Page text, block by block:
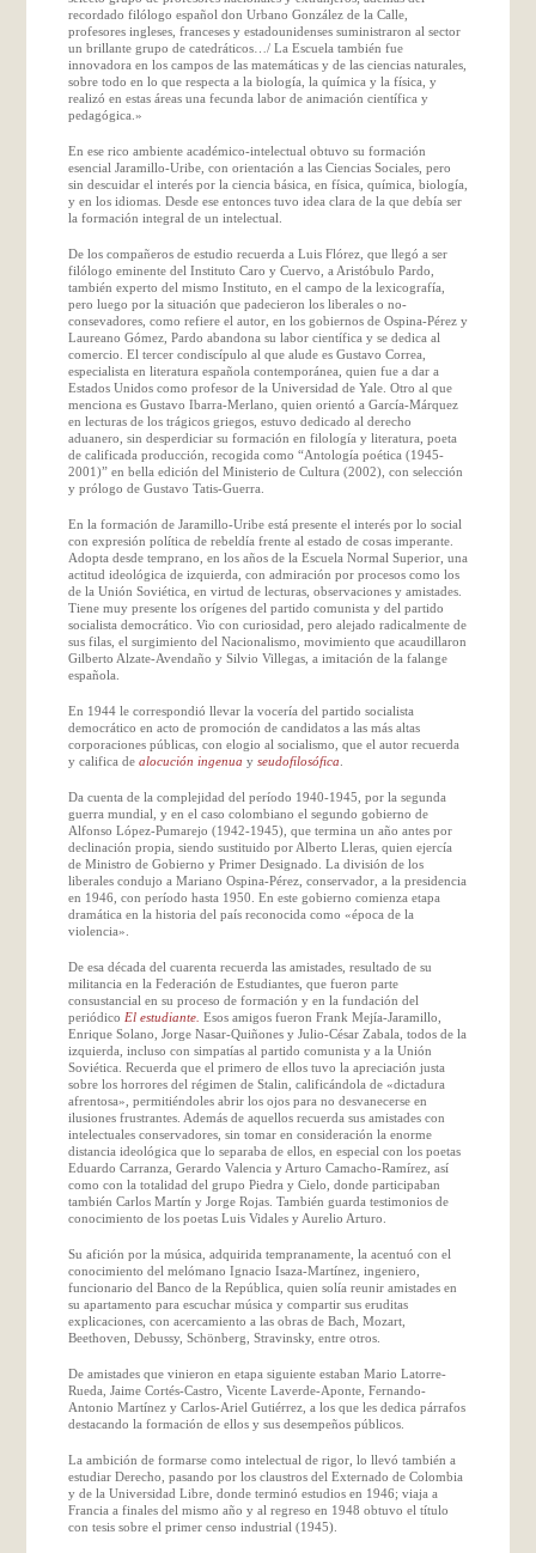
recordado filólogo español don Urbano González de la Calle,
profesores ingleses, franceses y estadounidenses suministraron al sector
un brillante grupo de catedráticos…/ La Escuela también fue
innovadora en los campos de las matemáticas y de las ciencias naturales,
sobre todo en lo que respecta a la biología, la química y la física, y
realizó en estas áreas una fecunda labor de animación científica y
pedagógica.»
En ese rico ambiente académico-intelectual obtuvo su formación
esencial Jaramillo-Uribe, con orientación a las Ciencias Sociales, pero
sin descuidar el interés por la ciencia básica, en física, química, biología,
y en los idiomas. Desde ese entonces tuvo idea clara de la que debía ser
la formación integral de un intelectual.
De los compañeros de estudio recuerda a Luis Flórez, que llegó a ser
filólogo eminente del Instituto Caro y Cuervo, a Aristóbulo Pardo,
también experto del mismo Instituto, en el campo de la lexicografía,
pero luego por la situación que padecieron los liberales o no-
consevadores, como refiere el autor, en los gobiernos de Ospina-Pérez y
Laureano Gómez, Pardo abandona su labor científica y se dedica al
comercio. El tercer condiscípulo al que alude es Gustavo Correa,
especialista en literatura española contemporánea, quien fue a dar a
Estados Unidos como profesor de la Universidad de Yale. Otro al que
menciona es Gustavo Ibarra-Merlano, quien orientó a García-Márquez
en lecturas de los trágicos griegos, estuvo dedicado al derecho
aduanero, sin desperdiciar su formación en filología y literatura, poeta
de calificada producción, recogida como “Antología poética (1945-
2001)” en bella edición del Ministerio de Cultura (2002), con selección
y prólogo de Gustavo Tatis-Guerra.
En la formación de Jaramillo-Uribe está presente el interés por lo social
con expresión política de rebeldía frente al estado de cosas imperante.
Adopta desde temprano, en los años de la Escuela Normal Superior, una
actitud ideológica de izquierda, con admiración por procesos como los
de la Unión Soviética, en virtud de lecturas, observaciones y amistades.
Tiene muy presente los orígenes del partido comunista y del partido
socialista democrático. Vio con curiosidad, pero alejado radicalmente de
sus filas, el surgimiento del Nacionalismo, movimiento que acaudillaron
Gilberto Alzate-Avendaño y Silvio Villegas, a imitación de la falange
española.
En 1944 le correspondió llevar la vocería del partido socialista
democrático en acto de promoción de candidatos a las más altas
corporaciones públicas, con elogio al socialismo, que el autor recuerda
y califica de alocución ingenua y seudofilosófica
Da cuenta de la complejidad del período 1940-1945, por la segunda
guerra mundial, y en el caso colombiano el segundo gobierno de
Alfonso López-Pumarejo (1942-1945), que termina un año antes por
declinación propia, siendo sustituido por Alberto Lleras, quien ejercía
de Ministro de Gobierno y Primer Designado. La división de los
liberales condujo a Mariano Ospina-Pérez, conservador, a la presidencia
en 1946, con período hasta 1950. En este gobierno comienza etapa
dramática en la historia del país reconocida como «época de la
violencia».
De esa década del cuarenta recuerda las amistades, resultado de su
militancia en la Federación de Estudiantes, que fueron parte
consustancial en su proceso de formación y en la fundación del
periódico El estudiante. Esos amigos fueron Frank Mejía-Jaramillo,
Enrique Solano, Jorge Nasar-Quiñones y Julio-César Zabala, todos de la
izquierda, incluso con simpatías al partido comunista y a la Unión
Soviética. Recuerda que el primero de ellos tuvo la apreciación justa
sobre los horrores del régimen de Stalin, calificándola de «dictadura
afrentosa», permitiéndoles abrir los ojos para no desvanecerse en
ilusiones frustrantes. Además de aquellos recuerda sus amistades con
intelectuales conservadores, sin tomar en consideración la enorme
distancia ideológica que lo separaba de ellos, en especial con los poetas
Eduardo Carranza, Gerardo Valencia y Arturo Camacho-Ramírez, así
como con la totalidad del grupo Piedra y Cielo, donde participaban
también Carlos Martín y Jorge Rojas. También guarda testimonios de
conocimiento de los poetas Luis Vidales y Aurelio Arturo.
Su afición por la música, adquirida tempranamente, la acentuó con el
conocimiento del melómano Ignacio Isaza-Martínez, ingeniero,
funcionario del Banco de la República, quien solía reunir amistades en
su apartamento para escuchar música y compartir sus eruditas
explicaciones, con acercamiento a las obras de Bach, Mozart,
Beethoven, Debussy, Schönberg, Stravinsky, entre otros.
De amistades que vinieron en etapa siguiente estaban Mario Latorre-
Rueda, Jaime Cortés-Castro, Vicente Laverde-Aponte, Fernando-
Antonio Martínez y Carlos-Ariel Gutiérrez, a los que les dedica párrafos
destacando la formación de ellos y sus desempeños públicos.
La ambición de formarse como intelectual de rigor, lo llevó también a
estudiar Derecho, pasando por los claustros del Externado de Colombia
y de la Universidad Libre, donde terminó estudios en 1946; viaja a
Francia a finales del mismo año y al regreso en 1948 obtuvo el título
con tesis sobre el primer censo industrial (1945).